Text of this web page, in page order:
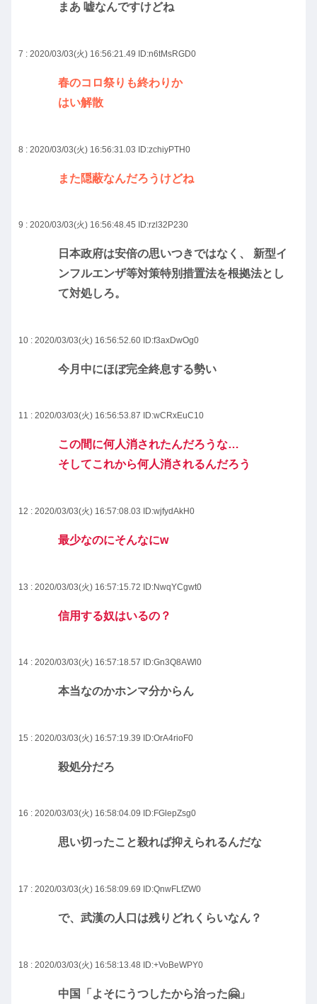
まあ 嘘なんですけどね
7 : 2020/03/03(火) 16:56:21.49 ID:n6tMsRGD0
春のコロ祭りも終わりか
はい解散
8 : 2020/03/03(火) 16:56:31.03 ID:zchiyPTH0
また隠蔽なんだろうけどね
9 : 2020/03/03(火) 16:56:48.45 ID:rzl32P230
日本政府は安倍の思いつきではなく、 新型イ
ンフルエンザ等対策特別措置法を根拠法とし
て対処しろ。
10 : 2020/03/03(火) 16:56:52.60 ID:f3axDwOg0
今月中にほぼ完全終息する勢い
11 : 2020/03/03(火) 16:56:53.87 ID:wCRxEuC10
この間に何人消されたんだろうな…
そしてこれから何人消されるんだろう
12 : 2020/03/03(火) 16:57:08.03 ID:wjfydAkH0
最少なのにそんなにw
13 : 2020/03/03(火) 16:57:15.72 ID:NwqYCgwt0
信用する奴はいるの？
14 : 2020/03/03(火) 16:57:18.57 ID:Gn3Q8AWl0
本当なのかホンマ分からん
15 : 2020/03/03(火) 16:57:19.39 ID:OrA4rioF0
殺処分だろ
16 : 2020/03/03(火) 16:58:04.09 ID:FGlepZsg0
思い切ったこと殺れば抑えられるんだな
17 : 2020/03/03(火) 16:58:09.69 ID:QnwFLfZW0
で、武漢の人口は残りどれくらいなん？
18 : 2020/03/03(火) 16:58:13.48 ID:+VoBeWPY0
中国「よそにうつしたから治った🤗」